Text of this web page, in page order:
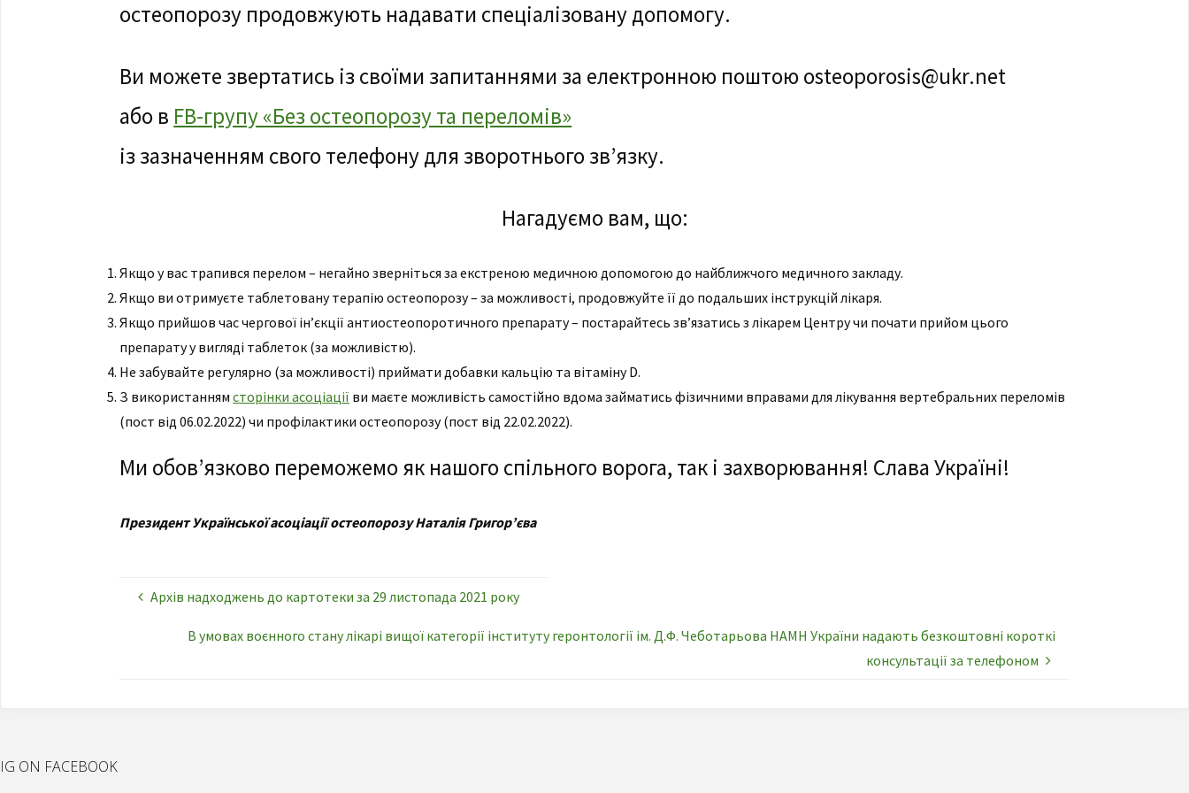
остеопорозу продовжують надавати спеціалізовану допомогу.
Ви можете звертатись із своїми запитаннями за електронною поштою osteoporosis@ukr.net
або в FB-групу «Без остеопорозу та переломів»
із зазначенням свого телефону для зворотнього зв’язку.
Нагадуємо вам, що:
Якщо у вас трапився перелом – негайно зверніться за екстреною медичною допомогою до найближчого медичного закладу.
Якщо ви отримуєте таблетовану терапію остеопорозу – за можливості, продовжуйте її до подальших інструкцій лікаря.
Якщо прийшов час чергової ін’єкції антиостеопоротичного препарату – постарайтесь зв’язатись з лікарем Центру чи почати прийом цього
препарату у вигляді таблеток (за можливістю).
Не забувайте регулярно (за можливості) приймати добавки кальцію та вітаміну D.
З використаннямсторінки асоціації ви маєте можливість самостійно вдома займатись фізичними вправами для лікування вертебральних переломів
(пост від 06.02.2022) чи профілактики остеопорозу (пост від 22.02.2022).
Ми обов’язково переможемо як нашого спільного ворога, так і захворювання! Слава Україні!
Президент Української асоціації остеопорозу Наталія Григор’єва
Архів надходжень до картотеки за 29 листопада 2021 року
В умовах воєнного стану лікарі вищої категорії інституту геронтології ім. Д.Ф. Чеботарьова НАМН України надають безкоштовні короткі
консультації за телефоном
IG ON FACEBOOK